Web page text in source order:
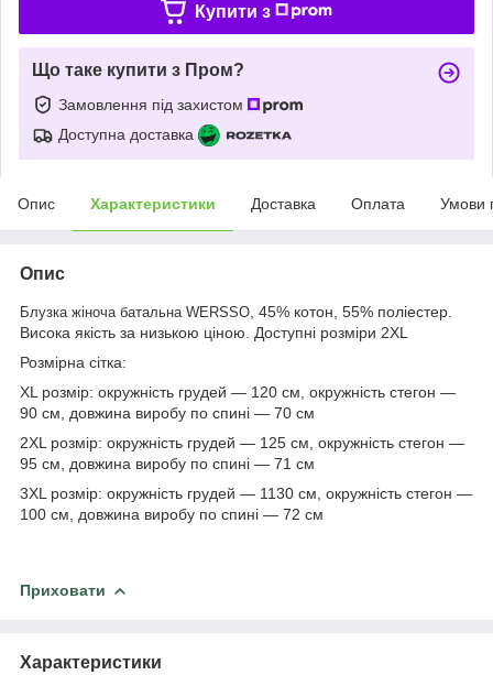
Купити з
Що таке купити з Пром?
Замовлення під захистом
Доступна доставка
Опис Характеристики Доставка Оплата Умови
Опис
Блузка жіноча батальна WERSSO , 45% котон, 55% поліестер.
Висока якість за низькою ціною. Доступні розміри 2XL
Розмірна сітка:
XL розмір: окружність грудей — 120 см, окружність стегон —
90 см, довжина виробу по спині — 70 см
2XL розмір: окружність грудей — 125 см, окружність стегон —
95 см, довжина виробу по спині — 71 см
3XL розмір: окружність грудей — 1130 см, окружність стегон —
100 см, довжина виробу по спині — 72 см
Приховати
Характеристики